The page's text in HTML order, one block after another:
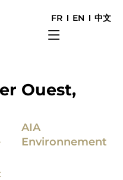
FR EN 中文
Ouest,
AIA
Environnement